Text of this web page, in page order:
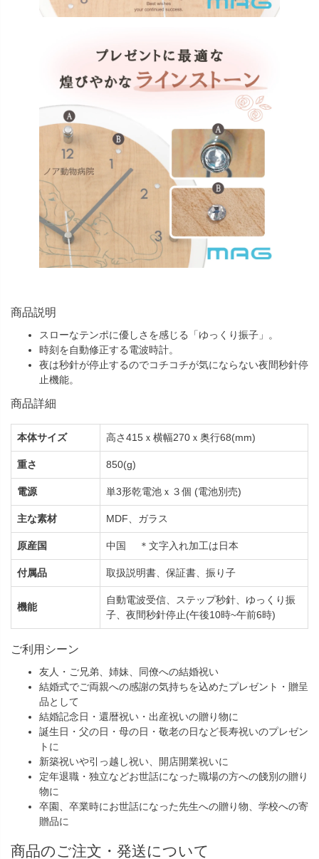
商品説明
スローなテンポに優しさを感じる「ゆっくり振子」。
時刻を自動修正する電波時計。
夜は秒針が停止するのでコチコチが気にならない夜間秒針停
止機能。
商品詳細
本体サイズ 高さ415ｘ横幅270ｘ奥行68(mm)
重さ 850(g)
電源 単3形乾電池ｘ３個 (電池別売)
主な素材 MDF、ガラス
原産国 中国 ＊文字入れ加工は日本
付属品 取扱説明書、保証書、振り子
機能
自動電波受信、ステップ秒針、ゆっくり振
子、夜間秒針停止(午後10時~午前6時)
ご利用シーン
友人・ご兄弟、姉妹、同僚への結婚祝い
結婚式でご両親への感謝の気持ちを込めたプレゼント・贈呈
品として
結婚記念日・還暦祝い・出産祝いの贈り物に
誕生日・父の日・母の日・敬老の日など長寿祝いのプレゼン
トに
新築祝いや引っ越し祝い、開店開業祝いに
定年退職・独立などお世話になった職場の方への餞別の贈り
物に
卒園、卒業時にお世話になった先生への贈り物、学校への寄
贈品に
商品のご注文・発送について